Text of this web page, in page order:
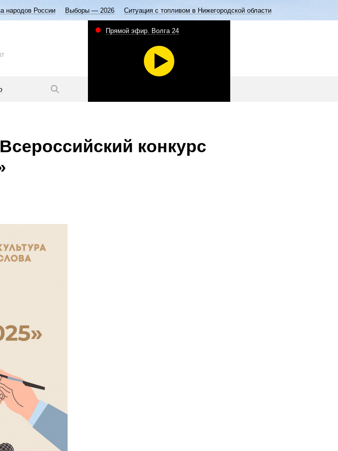
народов России Выборы — 2026 Ситуация с топливом в Нижегородской области
Прямой эфир. Волга 24
конкурс